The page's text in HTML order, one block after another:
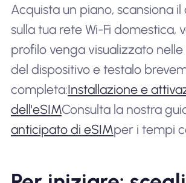
Acquista un piano, scansiona il
sulla tua rete Wi-Fi domestica,
profilo venga visualizzato
del dispositivo e testalo
completa:Installazione e
dell'eSIMConsulta la nostra
anticipato di eSIMper i tempi